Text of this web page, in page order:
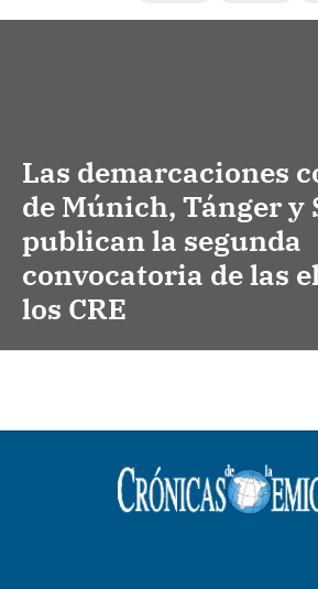
Las demarcaciones
de Múnich, Tánger y
publican la segunda
convocatoria de las
los CRE